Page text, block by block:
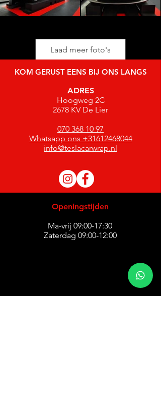
Laad meer foto's
KOM GERUST EENS BIJ ONS LANGS
ADRES
Hoogweg 2C
2678 KV De Lier
070 368 10 97
Whatsapp ons +31612468044
info@teslacarwrap.nl
Openingstijden
Ma-vrij 09:00-17:30
Zaterdag 09:00-12:00